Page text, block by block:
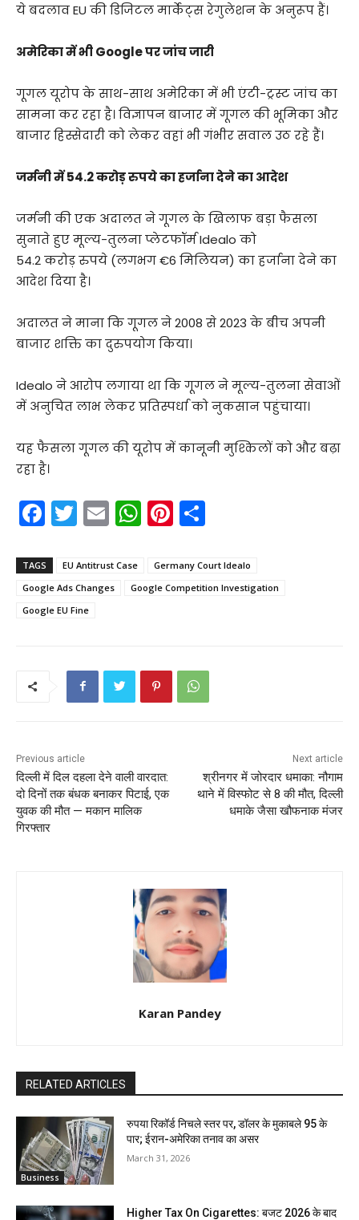
ये बदलाव EU की डिजिटल मार्केट्स रेगुलेशन के अनुरूप हैं।
अमेरिका में भी Google पर जांच जारी
गूगल यूरोप के साथ-साथ अमेरिका में भी एंटी-ट्रस्ट जांच का
सामना कर रहा है। विज्ञापन बाजार में गूगल की भूमिका और
बाजार हिस्सेदारी को लेकर वहां भी गंभीर सवाल उठ रहे हैं।
जर्मनी में 54.2 करोड़ रुपये का हर्जाना देने का आदेश
जर्मनी की एक अदालत ने गूगल के खिलाफ बड़ा फैसला
सुनाते हुए मूल्य-तुलना प्लेटफॉर्म Idealo को
54.2 करोड़ रुपये (लगभग €6 मिलियन) का हर्जाना देने का
आदेश दिया है।
अदालत ने माना कि गूगल ने 2008 से 2023 के बीच अपनी
बाजार शक्ति का दुरुपयोग किया।
Idealo ने आरोप लगाया था कि गूगल ने मूल्य-तुलना सेवाओं
में अनुचित लाभ लेकर प्रतिस्पर्धा को नुकसान पहुंचाया।
यह फैसला गूगल की यूरोप में कानूनी मुश्किलों को और बढ़ा
रहा है।
F
a
c
e
b
T
w
itt
er
E
m
ai
l
W
h
a
ts
p
Pi
nt
er
e
ar
e
TAGS EU Antitrust Case
Germany Court Idealo
Google Ads Changes
Google Competition Investigation
Google EU Fine
Previous article
दिल्ली में दिल दहला देने वाली वारदात:
दो दिनों तक बंधक बनाकर पिटाई, एक
युवक की मौत — मकान मालिक
गिरफ्तार
Next article
श्रीनगर में जोरदार धमाका: नौगाम
थाने में विस्फोट से 8 की मौत, दिल्ली
धमाके जैसा खौफनाक मंजर
Karan Pandey
RELATED ARTICLES
Business
रुपया रिकॉर्ड निचले स्तर पर, डॉलर के मुकाबले ₹95 के
पार; ईरान-अमेरिका तनाव का असर
March 31, 2026
Higher Tax On Cigarettes: बजट 2026 के बाद